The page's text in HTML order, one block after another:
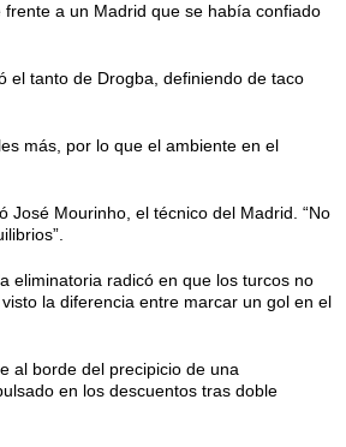
a un Madrid que se había confiado
el tanto de Drogba, definiendo de taco
más, por lo que el ambiente en el
José Mourinho, el técnico del Madrid. “No
eliminatoria radicó en que los turcos no
la diferencia entre marcar un gol en el
al borde del precipicio de una
en los descuentos tras doble